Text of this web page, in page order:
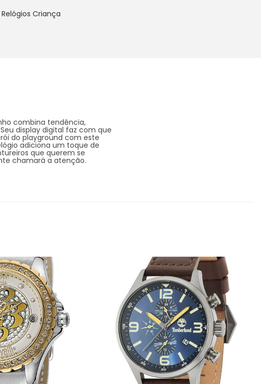
Relógios Criança
combina tendência,
display digital faz com que
do playground com este
adiciona um toque de
que querem se
chamará a atenção.